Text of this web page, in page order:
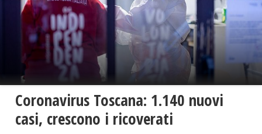
Coronavirus Toscana: 1.140 nuovi
casi, crescono i ricoverati